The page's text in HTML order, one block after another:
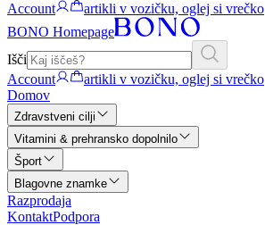
Account
artikli v vozičku, oglej si vrečko
BONO Homepage
Išči
Account
artikli v vozičku, oglej si vrečko
Domov
Zdravstveni cilji
Vitamini & prehransko dopolnilo
Šport
Blagovne znamke
Razprodaja
KontaktPodpora